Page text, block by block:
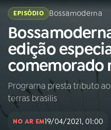
Buscar
na
Rádio
MEC
Início
INÍCIO
EPISÓDIO Bossamoderna
edição
comemorado
Programa presta tributo
terras brasilis
NO AR EM19/04/2021, 01:00